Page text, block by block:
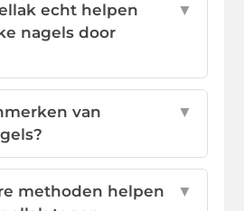
echt helpen
nagels door
▼
van
▼
methoden helpen
▼